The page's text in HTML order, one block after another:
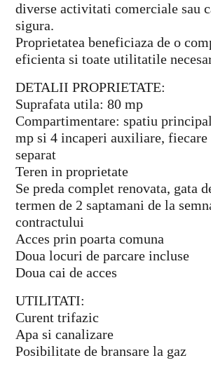
diverse activitati comerciale sau
sigura.
Proprietatea beneficiaza de o
eficienta si toate utilitatile
DETALII PROPRIETATE:
Suprafata utila: 80 mp
Compartimentare: spatiu
mp si 4 incaperi auxiliare, fiecare
separat
Teren in proprietate
Se preda complet renovata, gata
termen de 2 saptamani de la
contractului
Acces prin poarta comuna
Doua locuri de parcare incluse
Doua cai de acces
UTILITATI:
Curent trifazic
Apa si canalizare
Posibilitate de bransare la gaz